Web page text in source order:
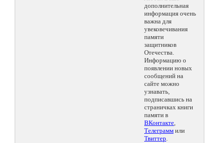
дополнительная
информация очень
важна для
увековечивания
памяти
защитников
Отечества.
Информацию о
появлении новых
сообщений на
сайте можно
узнавать,
подписавшись на
страничках книги
памяти в
ВКонтакте,
Телеграмм или
Твиттер.